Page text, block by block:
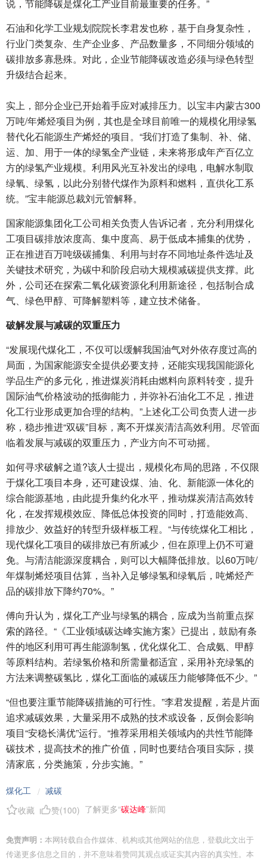
说，节能降碳是煤化工产业目前最重要的任务。”
石油和化学工业规划院院长李君发也称，基于自身复杂性，
行业门类复杂、生产企业多、产品数量多，不同细分领域的
碳排放多寡悬殊。对此，企业节能降碳改造必须与绿色转型
升级结合起来。
实上，部分企业已开始着手应对减排压力。以宝丰内蒙古300
万吨/年烯烃项目为例，其也是全球目前唯一的规模化用绿氢
替代化石能源生产烯烃的项目。“我们打造了集制、补、储、
运、加、用于一体的绿氢全产业链，未来将形成年产百亿立
方的绿氢产业规模。利用风光互补发出的绿电，电解水制取
绿氧、绿氢，以此分别替代煤作为原料和燃料，直供化工系
统。”宝丰能源总裁刘元管解释。
国家能源集团化工公司相关负责人告诉记者，充分利用煤化
工项目碳排放浓度高、集中度高、易于低成本捕集的优势，
正在推进百万吨级碳捕集、利用与封存不同地址条件选址及
关键技术研究，为碳中和阶段启动大规模减碳提供支撑。此
外，公司还在探索二氧化碳资源化利用新途径，包括制合成
气、绿色甲醇、可降解塑料等，建立技术储备。
破解发展与减碳的双重压力
“发展现代煤化工，不仅可以缓解我国油气对外依存度过高的
局面，为国家能源安全提供必要支持，还能实现我国能源化
学品生产的多元化，推进煤炭消耗由燃料向原料转变，提升
国际油气价格波动的抵御能力，并弥补石油化工不足，推进
化工行业形成更加合理的结构。”上述化工公司负责人进一步
称，稳步推进“双碳”目标，离不开煤炭清洁高效利用。尽管面
临着发展与减碳的双重压力，产业方向不可动摇。
如何寻求破解之道?该人士提出，规模化布局的思路，不仅限
于煤化工项目本身，还可建设煤、油、化、新能源一体化的
综合能源基地，由此提升集约化水平，推动煤炭清洁高效转
化，在发挥规模效应、降低总体投资的同时，打造能效高、
排放少、效益好的转型升级样板工程。“与传统煤化工相比，
现代煤化工项目的碳排放已有所减少，但在原理上仍不可避
免。与清洁能源深度耦合，则可以大幅降低排放。以60万吨/
年煤制烯烃项目估算，当补入足够绿氢和绿氧后，吨烯烃产
品的碳排放下降约70%。”
傅向升认为，煤化工产业与绿氢的耦合，应成为当前重点探
索的路径。“《工业领域碳达峰实施方案》已提出，鼓励有条
件的地区利用可再生能源制氢，优化煤化工、合成氨、甲醇
等原料结构。若绿氢价格和所需量都适宜，采用补充绿氢的
方法来调整碳氢比，煤化工面临的减碳压力能够降低不少。”
“但也要注重节能降碳措施的可行性。”李君发提醒，若是片面
追求减碳效果，大量采用不成熟的技术或设备，反倒会影响
项目“安稳长满优”运行。“推荐采用相关领域内的共性节能降
碳技术，提高技术的推广价值，同时也要结合项目实际，摸
清家底，分类施策，分步实施。”
煤化工 / 减碳
收藏
赞(100) 了解更多“碳达峰”新闻
免责声明： 本网转载自合作媒体、机构或其他网站的信息，登载此文出于
传递更多信息之目的，并不意味着赞同其观点或证实其内容的真实性。本